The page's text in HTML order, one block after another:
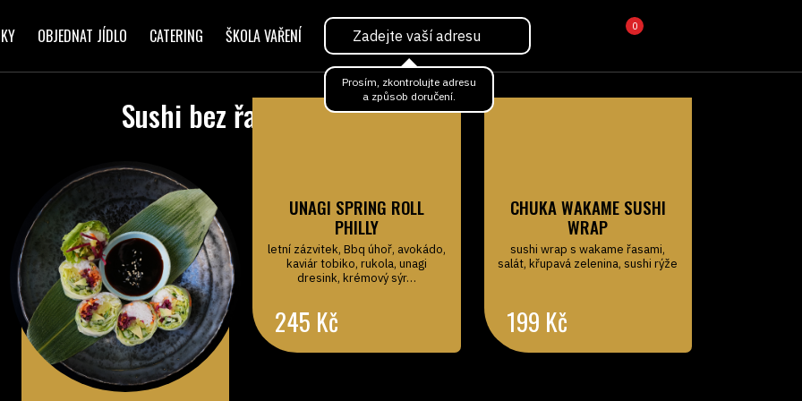
OBJEDNAT JÍDLO CATERING ŠKOLA VAŘENÍ
Prosím, zkontrolujte adresu
a způsob doručení.
0
Sushi bez řasy
UNAGI SPRING ROLL
PHILLY
letní zázvitek, Bbq úhoř, avokádo,
kaviár tobiko, rukola, unagi
dresink, krémový sýr…
245 Kč
CHUKA WAKAME SUSHI
WRAP
sushi wrap s wakame řasami,
salát, křupavá zelenina, sushi rýže
199 Kč